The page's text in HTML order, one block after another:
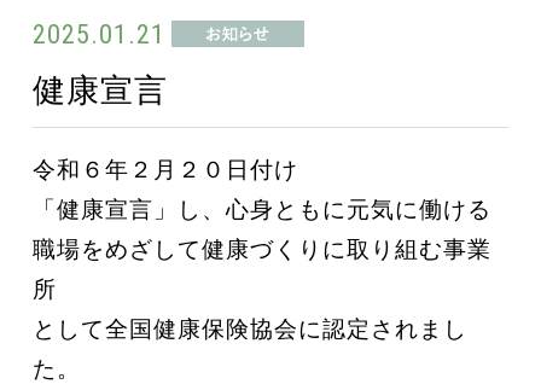
2025.01.21
健康宣言
令和６年２月２０日付け
「健康宣言」し、心身ともに元気に働ける
職場をめざして健康づくりに取り組む事業
所
として全国健康保険協会に認定されまし
た。